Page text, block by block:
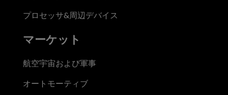
プロセッサ&周辺デバイス
マーケット
航空宇宙および軍事
オートモーティブ